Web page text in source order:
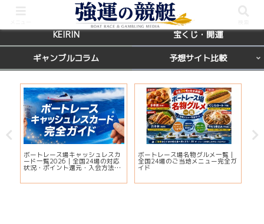
BOATRACE レース場ガイド
KEIRIN 宝くじ・開運
ギャンブルコラム 予想サイト比較
ボートレース場キャッシュレスカ
ード一覧2026｜全国24場の対応
状況・ポイント還元・入会方法ま
とめ
ボートレース場名物グルメ一覧｜
全国24場のご当地メニュー完全ガ
イド